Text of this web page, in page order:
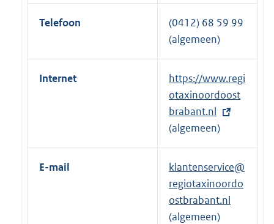
Telefoon
(0412) 68 59 99
(algemeen)
Internet
E
x
t
e
r
n
i
https://www.regi
otaxinoordoost
brabant.nl
(algemeen)
E-mail
klantenservice@
regiotaxinoordo
ostbrabant.nl
(algemeen)